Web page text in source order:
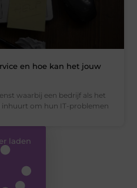
en hoe kan het jouw
waarbij een bedrijf als het
inhuurt om hun IT-problemen
laden